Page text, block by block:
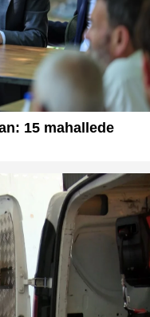
15 mahallede